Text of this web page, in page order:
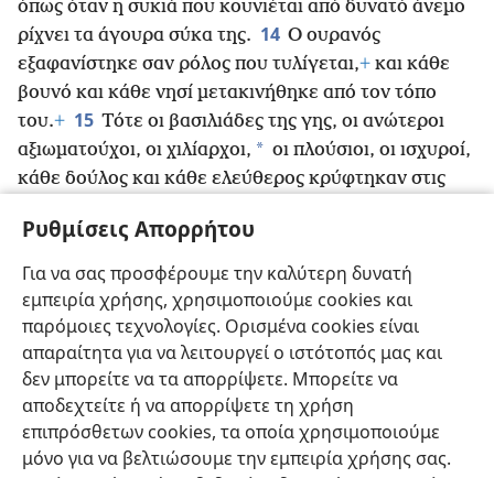
Ρυθμίσεις Απορρήτου
Για να σας προσφέρουμε την καλύτερη δυνατή
εμπειρία χρήσης, χρησιμοποιούμε cookies και
παρόμοιες τεχνολογίες. Ορισμένα cookies είναι
απαραίτητα για να λειτουργεί ο ιστότοπός μας και
δεν μπορείτε να τα απορρίψετε. Μπορείτε να
αποδεχτείτε ή να απορρίψετε τη χρήση
επιπρόσθετων cookies, τα οποία χρησιμοποιούμε
μόνο για να βελτιώσουμε την εμπειρία χρήσης σας.
όπως όταν η συκιά που κουνιέται από δυνατό άνεμο
ρίχνει τα άγουρα σύκα της. 14 Ο ουρανός
εξαφανίστηκε σαν ρόλος που τυλίγεται,+ και κάθε
βουνό και κάθε νησί μετακινήθηκε από τον τόπο
του.+ 15 Τότε οι βασιλιάδες της γης, οι ανώτεροι
αξιωματούχοι, οι χιλίαρχοι, * οι πλούσιοι, οι ισχυροί,
κάθε δούλος και κάθε ελεύθερος κρύφτηκαν στις
16 Και λένε στα βουνά και στους βράχους: «Πέστε
πάνω μας+ και κρύψτε μας από το πρόσωπο Εκείνου
που κάθεται στον θρόνο +και από την οργή του
Αρνιού,+ 17 επειδή ήρθε η μεγάλη ημέρα της οργής
τους,+και ποιος μπορεί να σταθεί;»+
Ελληνική Κοινή Χρήση Προτιμήσεις